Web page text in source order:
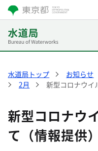
水道局トップ お知らせ
2月
新型コロナウイ
新型コロナウ
て（情報提供）